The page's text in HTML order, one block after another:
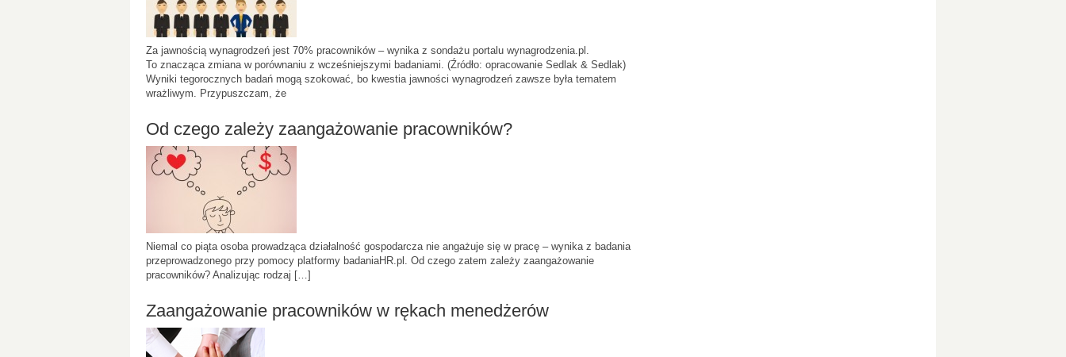
Za jawnością wynagrodzeń jest 70% pracowników – wynika z sondażu portalu wynagrodzenia.pl.
To znacząca zmiana w porównaniu z wcześniejszymi badaniami. (Źródło: opracowanie Sedlak & Sedlak)
Wyniki tegorocznych badań mogą szokować, bo kwestia jawności wynagrodzeń zawsze była tematem
wrażliwym. Przypuszczam, że
Od czego zależy zaangażowanie pracowników?
Niemal co piąta osoba prowadząca działalność gospodarcza nie angażuje się w pracę – wynika z badania
przeprowadzonego przy pomocy platformy badaniaHR.pl. Od czego zatem zależy zaangażowanie
pracowników? Analizując rodzaj […]
Zaangażowanie pracowników w rękach menedżerów